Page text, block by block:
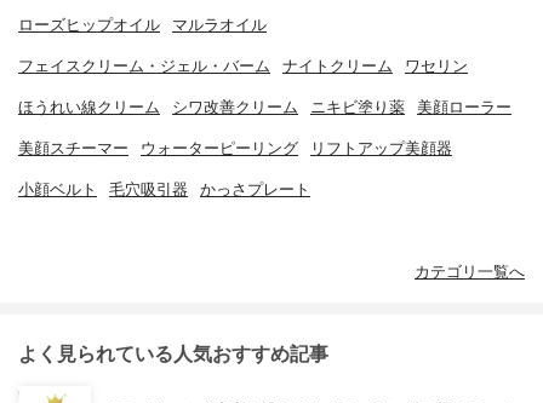
ローズヒップオイル マルラオイル
フェイスクリーム・ジェル・バーム ナイトクリーム ワセリン
ほうれい線クリーム シワ改善クリーム ニキビ塗り薬 美顔ローラー
美顔スチーマー ウォーターピーリング リフトアップ美顔器
小顔ベルト 毛穴吸引器 かっさプレート
カテゴリ一覧へ
よく見られている人気おすすめ記事